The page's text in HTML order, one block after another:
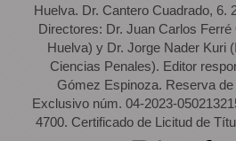
Huelva. Dr. Cantero Cuadrado, 6.
Directores: Dr. Juan Carlos
Huelva) y Dr. Jorge Nader Kuri
Ciencias Penales). Editor
Gómez Espinoza. Reserva
Exclusivo núm. 04-2023-
4700. Certificado de Licitud de